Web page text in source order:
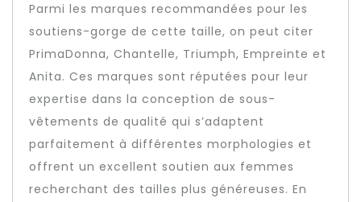
Parmi les marques recommandées pour les
soutiens-gorge de cette taille, on peut citer
PrimaDonna, Chantelle, Triumph, Empreinte et
Anita. Ces marques sont réputées pour leur
expertise dans la conception de sous-
vêtements de qualité qui s’adaptent
parfaitement à différentes morphologies et
offrent un excellent soutien aux femmes
recherchant des tailles plus généreuses. En